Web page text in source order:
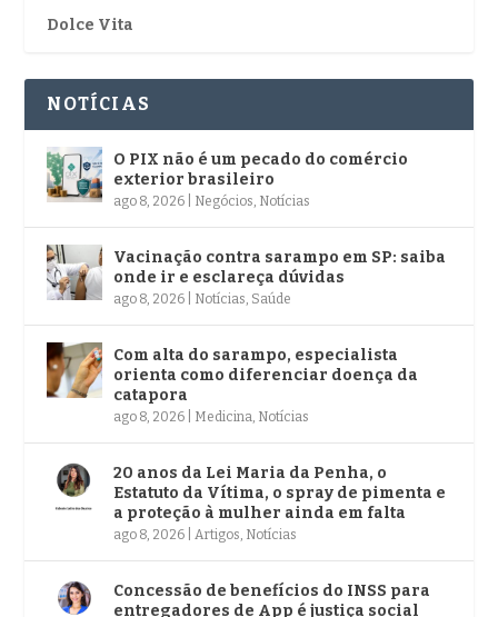
Dolce Vita
NOTÍCIAS
O PIX não é um pecado do comércio
exterior brasileiro
ago 8, 2026 Negócios Notícias
Vacinação contra sarampo em SP: saiba
onde ir e esclareça dúvidas
ago 8, 2026 Notícias Saúde
Com alta do sarampo, especialista
orienta como diferenciar doença da
catapora
ago 8, 2026 Medicina Notícias
20 anos da Lei Maria da Penha, o
Estatuto da Vítima, o spray de pimenta e
a proteção à mulher ainda em falta
ago 8, 2026 Artigos Notícias
Concessão de benefícios do INSS para
entregadores de App é justiça social